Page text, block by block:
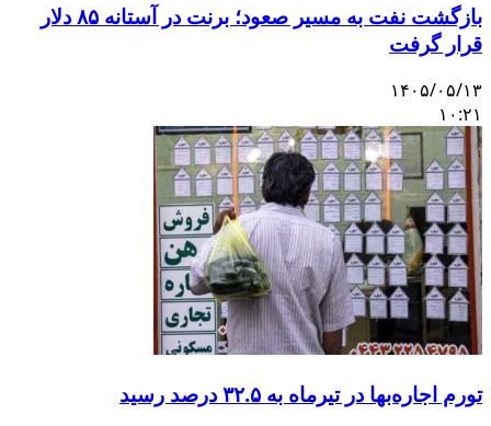
بازگشت نفت به مسیر صعود؛ برنت در آستانه ۸۵ دلار
گرفت
۰۵/۱۳
اجاره‌بها در تیرماه به ۳۲.۵ درصد رسید